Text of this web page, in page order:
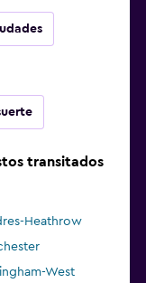
transitados
Heathrow
West